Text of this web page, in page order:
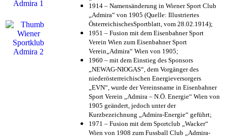
1914 – Namensänderung in Wiener Sport Club
„Admira“ von 1905 (Quelle: Illustriertes
ÖsterreichischesSportblatt, vom 28.02.1914);
1951 – Fusion mit dem Eisenbahner Sport
Verein Wien zum Eisenbahner Sport
Verein„Admira“ Wien von 1905;
1960 – mit dem Einstieg des Sponsors
„NEWAG-NIOGAS“, dem Vorgänger des
niederösterreichischen Energieversorgers
„EVN“, wurde der Vereinsname in Eisenbahner
Sport Verein „Admira – N.Ö. Energie“ Wien von
1905 geändert, jedoch unter der
Kurzbezeichnung „Admira-Energie“ geführt;
1971 – Fusion mit dem Sportclub „Wacker“
Wien von 1908 zum Fussball Club „Admira-